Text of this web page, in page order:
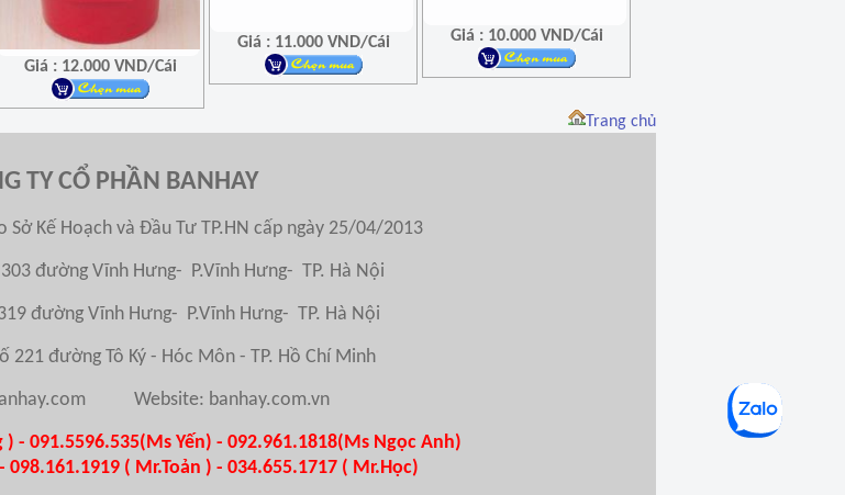
Giá : 12.000 VND/Cái
Giá : 11.000 VND/Cái Giá : 10.000 VND/Cái
Trang chủ
TY CỔ PHẦN BANHAY
Sở Kế Hoạch và Đầu Tư TP.HN cấp ngày 25/04/2013
đường Vĩnh Hưng- P.Vĩnh Hưng- TP. Hà Nội
đường Vĩnh Hưng- P.Vĩnh Hưng- TP. Hà Nội
221 đường Tô Ký - Hóc Môn - TP. Hồ Chí Minh
Website: banhay.com.vn
- 091.5596.535(Ms Yến) - 092.961.1818(Ms Ngọc Anh)
098.161.1919 ( Mr.Toản ) - 034.655.1717 ( Mr.Học)